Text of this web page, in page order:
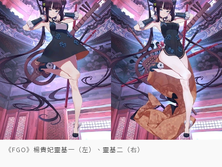
《FGO》楊貴妃靈基一（左）、靈基二（右）